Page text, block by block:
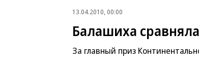
13.04.2010, 00:00
Балашиха
За главный приз